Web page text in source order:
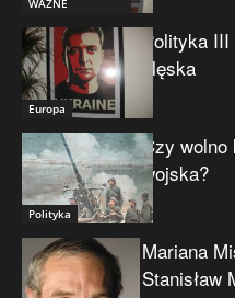
Europa
Polityka III
klęska
Polityka
Czy wolno
wojska?
Mariana
Stanisław